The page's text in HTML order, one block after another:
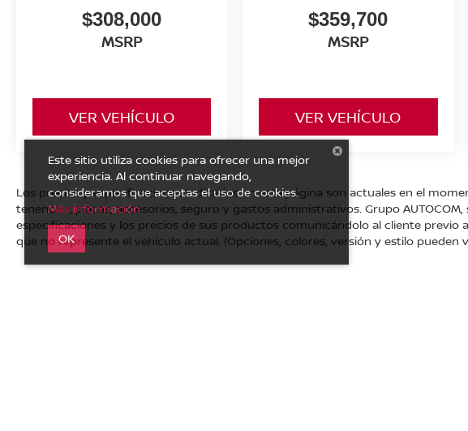
$308,000
MSRP
VER VEHÍCULO
$359,700
MSRP
VER VEHÍCULO
Los precios y especificaciones indicados en esta página son actuales en el
tenencias, placas, accesorios, seguro y gastos administrativos. Grupo
especificaciones y los precios de sus productos comunicándolo al cliente previo
que no represente el vehículo actual. (Opciones, colores, versión y estilo pueden
Este sitio utiliza cookies para ofrecer una mejor
experiencia. Al continuar navegando,
consideramos que aceptas el uso de cookies.
Más información
OK